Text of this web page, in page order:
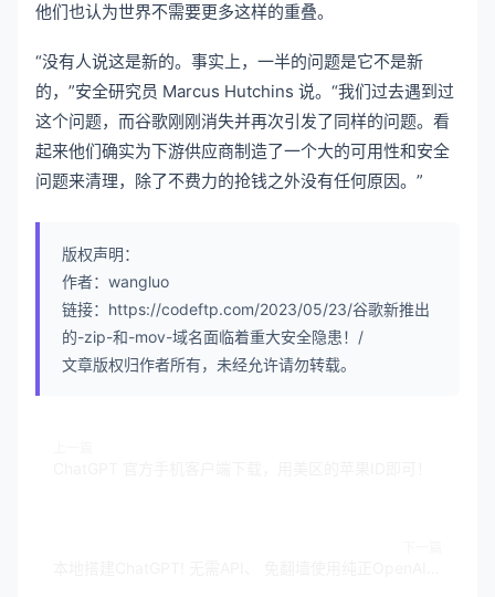
他们也认为世界不需要更多这样的重叠。
“没有人说这是新的。事实上，一半的问题是它不是新
的，”安全研究员 Marcus Hutchins 说。“我们过去遇到过
这个问题，而谷歌刚刚消失并再次引发了同样的问题。看
起来他们确实为下游供应商制造了一个大的可用性和安全
问题来清理，除了不费力的抢钱之外没有任何原因。”
版权声明：
作者：wangluo
链接：https://codeftp.com/2023/05/23/谷歌新推出
的-zip-和-mov-域名面临着重大安全隐患！/
文章版权归作者所有，未经允许请勿转载。